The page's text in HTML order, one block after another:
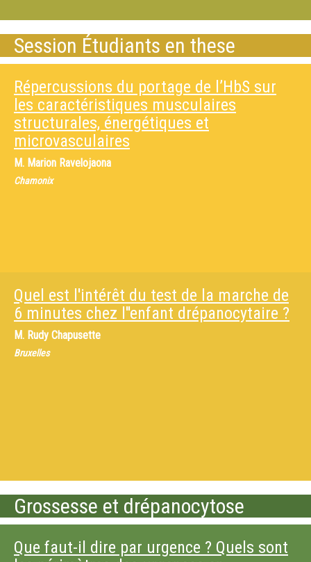
Session Étudiants en these
Répercussions du portage de l’HbS sur
les caractéristiques musculaires
structurales, énergétiques et
microvasculaires
M. Marion Ravelojaona
Chamonix
Quel est l'intérêt du test de la marche de
6 minutes chez l''enfant drépanocytaire ?
M. Rudy Chapusette
Bruxelles
Grossesse et drépanocytose
Que faut-il dire par urgence ? Quels sont